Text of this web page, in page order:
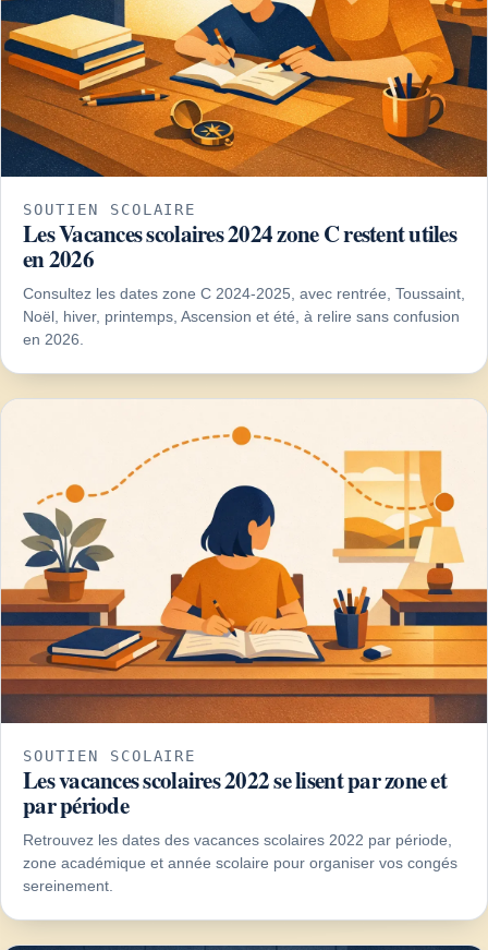
SOUTIEN SCOLAIRE
Les Vacances scolaires 2024 zone C restent utiles
en 2026
Consultez les dates zone C 2024-2025, avec rentrée, Toussaint,
Noël, hiver, printemps, Ascension et été, à relire sans confusion
en 2026.
SOUTIEN SCOLAIRE
Les vacances scolaires 2022 se lisent par zone et
par période
Retrouvez les dates des vacances scolaires 2022 par période,
zone académique et année scolaire pour organiser vos congés
sereinement.